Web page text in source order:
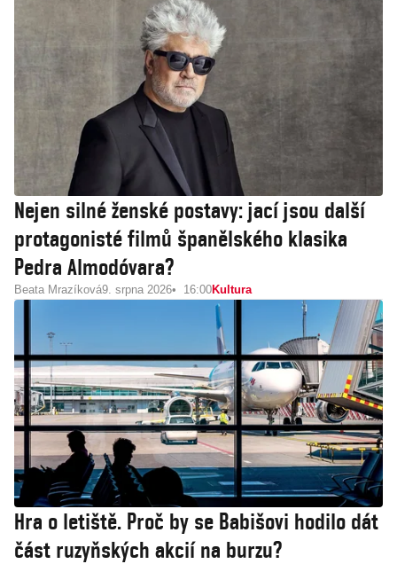
Nejen silné ženské postavy: jací jsou další
protagonisté filmů španělského klasika
Pedra Almodóvara?
Beata Mrazíková9. srpna 2026 16:00Kultura
Hra o letiště. Proč by se Babišovi hodilo dát
část ruzyňských akcií na burzu?